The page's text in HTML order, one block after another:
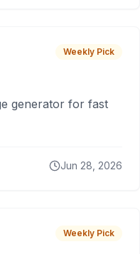
Weekly Pick
generator for fast
Jun 28, 2026
Weekly Pick